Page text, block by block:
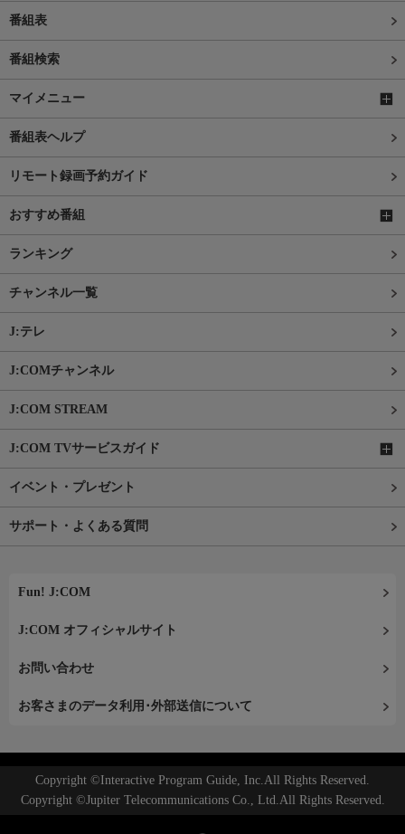
番組表
番組検索
マイメニュー
番組表ヘルプ
リモート録画予約ガイド
おすすめ番組
ランキング
チャンネル一覧
J:テレ
J:COMチャンネル
J:COM STREAM
J:COM TVサービスガイド
イベント・プレゼント
サポート・よくある質問
Fun! J:COM
J:COM オフィシャルサイト
お問い合わせ
お客さまのデータ利用･外部送信について
Copyright ©Interactive Program Guide, Inc.All Rights Reserved.
Copyright ©Jupiter Telecommunications Co., Ltd.All Rights Reserved.